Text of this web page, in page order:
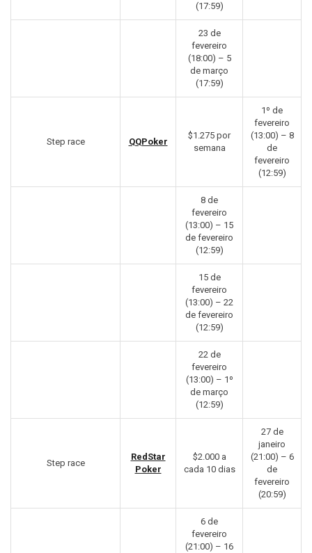
(17:59)
23 de
fevereiro
(18:00) – 5
de março
(17:59)
Step race QQPoker
$1.275 por
semana
1º de
fevereiro
(13:00) – 8
de
fevereiro
(12:59)
8 de
fevereiro
(13:00) – 15
de fevereiro
(12:59)
15 de
fevereiro
(13:00) – 22
de fevereiro
(12:59)
22 de
fevereiro
(13:00) – 1º
de março
(12:59)
Step race
RedStar
Poker
$2.000 a
cada 10 dias
27 de
janeiro
(21:00) – 6
de
fevereiro
(20:59)
6 de
fevereiro
(21:00) – 16